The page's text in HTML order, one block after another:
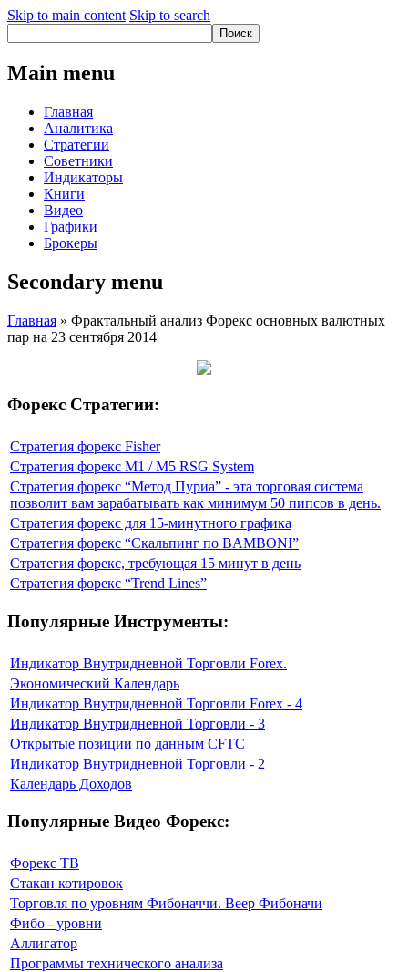
Skip to main content Skip to search
Main menu
Главная
Аналитика
Стратегии
Советники
Индикаторы
Книги
Видео
Графики
Брокеры
Secondary menu
Главная » Фрактальный анализ Форекс основных валютных
пар на 23 сентября 2014
Форекс Стратегии:
Стратегия форекс Fisher
Стратегия форекс M1 / M5 RSG System
Стратегия форекс “Метод Пуриа” - эта торговая система
позволит вам зарабатывать как минимум 50 пипсов в день.
Стратегия форекс для 15-минутного графика
Стратегия форекс “Скальпинг по BAMBONI”
Стратегия форекс, требующая 15 минут в день
Стратегия форекс “Trend Lines”
Популярные Инструменты:
Индикатор Внутридневной Торговли Forex.
Экономический Календарь
Индикатор Внутридневной Торговли Forex - 4
Индикатор Внутридневной Торговли - 3
Открытые позиции по данным CFTC
Индикатор Внутридневной Торговли - 2
Календарь Доходов
Популярные Видео Форекс:
Форекс ТВ
Стакан котировок
Торговля по уровням Фибоначчи. Веер Фибоначи
Фибо - уровни
Аллигатор
Программы технического анализа